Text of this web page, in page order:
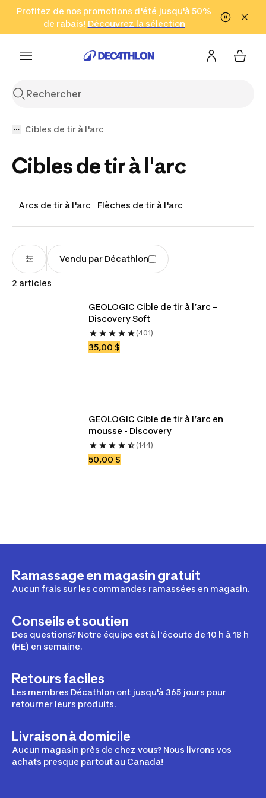
Aller à la recherche Aller au contenu Aller au pied de
Profitez de nos promotions d'été jusqu'à 50%
de rabais! Découvrez la sélection
Cliquez ici
en seulement 2 h!
(Zones sélectionnées)
Cibles de tir à l'arc
Cibles de tir à l'arc
Arcs de tir à l'arc Flèches de tir à l'arc
Vendu par Décathlon
2 articles
GEOLOGIC Cible de tir à l’arc –
Discovery Soft
(401)
35,00 $
GEOLOGIC Cible de tir à l’arc en
(144)
50,00 $
Ramassage en magasin gratuit
Aucun frais sur les commandes ramassées en magasin.
Conseils et soutien
Des questions? Notre équipe est à l'écoute de 10 h à 18 h
(HE) en semaine.
Retours faciles
Les membres Décathlon ont jusqu'à 365 jours pour
retourner leurs produits.
Livraison à domicile
Aucun magasin près de chez vous? Nous livrons vos
achats presque partout au Canada!